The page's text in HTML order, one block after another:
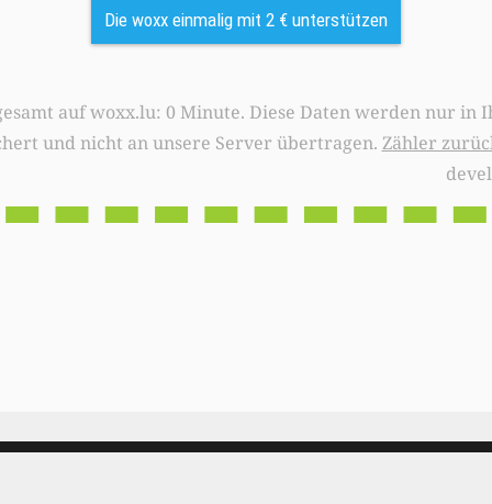
Die woxx einmalig mit 2 € unterstützen
Diese Daten werden nur in Ihrem Browser
und nicht an unsere Server übertragen. Zähler